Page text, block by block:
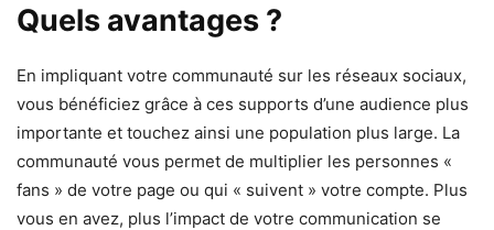
Quels avantages ?
En impliquant votre communauté sur les réseaux sociaux,
vous bénéficiez grâce à ces supports d’une audience plus
importante et touchez ainsi une population plus large. La
communauté vous permet de multiplier les personnes «
fans » de votre page ou qui « suivent » votre compte. Plus
vous en avez, plus l’impact de votre communication se